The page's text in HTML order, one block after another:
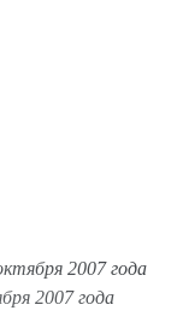
2007 года
2007 года